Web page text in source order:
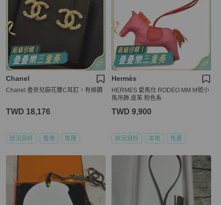
Chanel
Chanel 香奈兒麻花雙C耳釘，有掉鑽
TWD 18,176
狀況良好 香港 免運
Hermès
HERMES 愛馬仕 RODEO MM M號小
馬吊飾 皮革 粉色系
TWD 9,900
狀況良好 本地 免運